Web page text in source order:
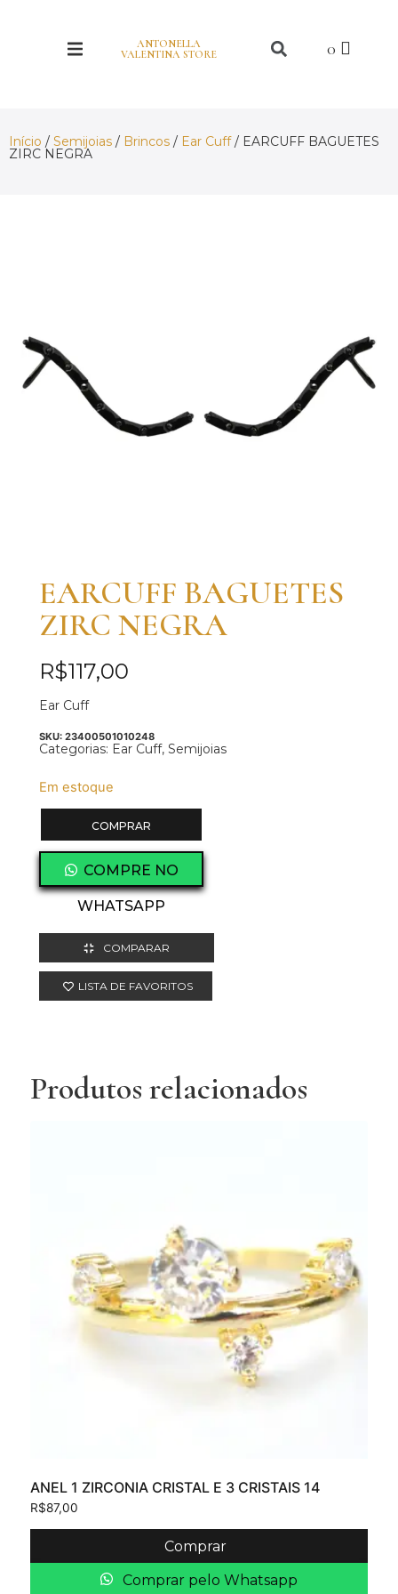
ANTONELLA
VALENTINA STORE
Início / Semijoias / Brincos / Ear Cuff/ EARCUFF BAGUETES
ZIRC NEGRA
EARCUFF BAGUETES
ZIRC NEGRA
R$117,00
Ear Cuff
SKU: 23400501010248
Categorias: Ear Cuff, Semijoias
Em estoque
COMPRAR
COMPRE NO
WHATSAPP
COMPARAR
LISTA DE FAVORITOS
Produtos relacionados
ANEL 1 ZIRCONIA CRISTAL E 3 CRISTAIS 14
R$87,00
Comprar
Comprar pelo Whatsapp